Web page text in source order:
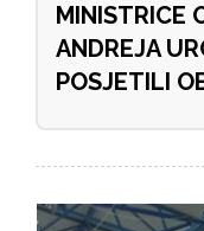
MINISTRICE
ANDREJA
POSJETILI